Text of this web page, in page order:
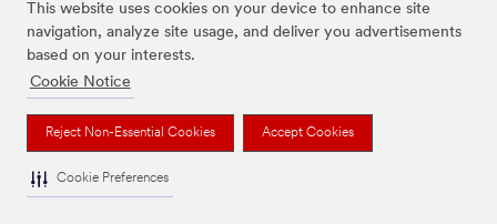
This website uses cookies on your device to enhance site
navigation, analyze site usage, and deliver you advertisements
based on your interests.
Cookie Notice
Reject Non-Essential Cookies Accept Cookies
Cookie Preferences